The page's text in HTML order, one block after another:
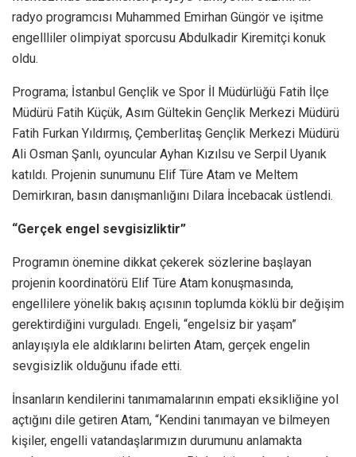
radyo programcısı Muhammed Emirhan Güngör ve işitme
engellliler olimpiyat sporcusu Abdulkadir Kiremitçi konuk
oldu.
Programa; İstanbul Gençlik ve Spor İl Müdürlüğü Fatih İlçe
Müdürü Fatih Küçük, Asım Gültekin Gençlik Merkezi Müdürü
Fatih Furkan Yıldırmış, Çemberlitaş Gençlik Merkezi Müdürü
Ali Osman Şanlı, oyuncular Ayhan Kızılsu ve Serpil Uyanık
katıldı. Projenin sunumunu Elif Türe Atam ve Meltem
Demirkıran, basın danışmanlığını Dilara İncebacak üstlendi.
“Gerçek engel sevgisizliktir”
Programın önemine dikkat çekerek sözlerine başlayan
projenin koordinatörü Elif Türe Atam konuşmasında,
engellilere yönelik bakış açısının toplumda köklü bir değişim
gerektirdiğini vurguladı. Engeli, “engelsiz bir yaşam”
anlayışıyla ele aldıklarını belirten Atam, gerçek engelin
sevgisizlik olduğunu ifade etti.
İnsanların kendilerini tanımamalarının empati eksikliğine yol
açtığını dile getiren Atam, “Kendini tanımayan ve bilmeyen
kişiler, engelli vatandaşlarımızın durumunu anlamakta